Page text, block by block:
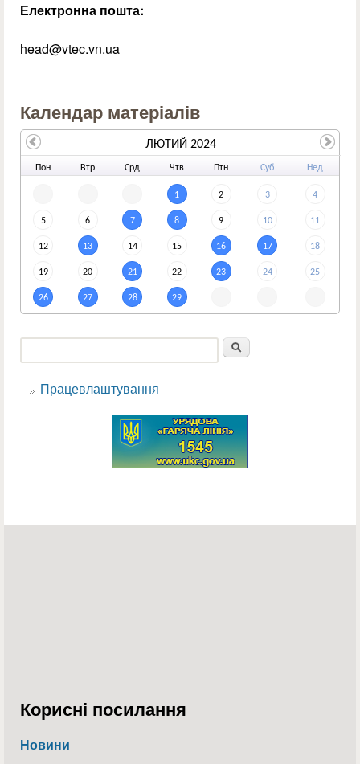
Електронна пошта:
head@vtec.vn.ua
Календар матеріалів
Пон Втр Срд Чтв Птн Суб Нед
1 2 3 4
5 6 7 8 9 10 11
12 13 14 15 16 17 18
19 20 21 22 23 24 25
26 27 28 29
ЛЮТИЙ 2024
Пошукова форма
Працевлаштування
Корисні посилання
Новини